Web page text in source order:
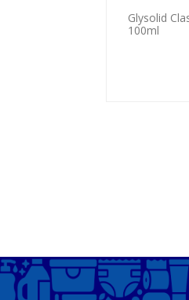
Glysolid
100ml